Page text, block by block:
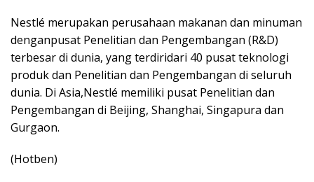
Nestlé merupakan perusahaan makanan dan minuman
denganpusat Penelitian dan Pengembangan (R&D)
terbesar di dunia, yang terdiridari 40 pusat teknologi
produk dan Penelitian dan Pengembangan di seluruh
dunia. Di Asia,Nestlé memiliki pusat Penelitian dan
Pengembangan di Beijing, Shanghai, Singapura dan
Gurgaon.
(Hotben)